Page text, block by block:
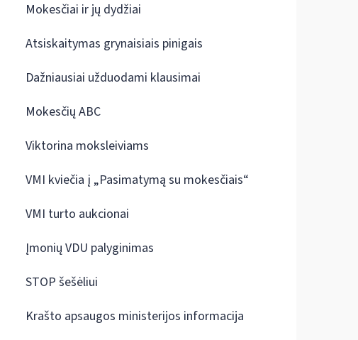
Mokesčiai ir jų dydžiai
Atsiskaitymas grynaisiais pinigais
Dažniausiai užduodami klausimai
Mokesčių ABC
Viktorina moksleiviams
VMI kviečia į „Pasimatymą su mokesčiais“
VMI turto aukcionai
Įmonių VDU palyginimas
STOP šešėliui
Krašto apsaugos ministerijos informacija